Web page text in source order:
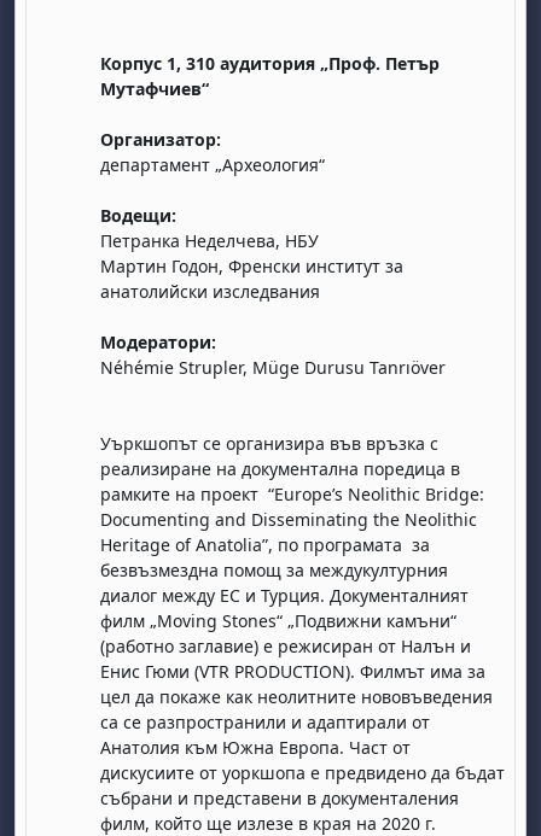
Корпус 1, 310 аудитория „Проф. Петър
Мутафчиев“
Организатор:
департамент „Археология“
Водещи:
Петранка Неделчева, НБУ
Мартин Годон, Френски институт за
анатолийски изследвания
Модератори:
Néhémie Strupler, Müge Durusu Tanrıöver
Уъркшопът се организира във връзка с
реализиране на документална поредица в
рамките на проект “Europe’s Neolithic Bridge:
Documenting and Disseminating the Neolithic
Heritage of Anatolia”, по програмата за
безвъзмездна помощ за междукултурния
диалог между ЕС и Турция. Документалният
филм „Moving Stones“ „Подвижни камъни“
(работно заглавие) е режисиран от Налън и
Енис Гюми (VTR PRODUCTION). Филмът има за
цел да покаже как неолитните нововъведения
са се разпространили и адаптирали от
Анатолия към Южна Европа. Част от
дискусиите от уоркшопа е предвидено да бъдат
събрани и представени в документаления
филм, който ще излезе в края на 2020 г.
8 август
неделя, 9 август
22 август
неделя, 23 август
29 август
неделя, 30 август